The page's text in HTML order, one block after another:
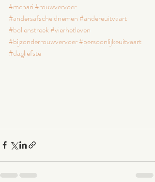
#mehari#rouwvervoer
#andersafscheidnemen#andereuitvaart
#bollenstreek#vierhetleven
#bijzonderrouwvervoer#persoonlijkeuitvaart
#dagliefste